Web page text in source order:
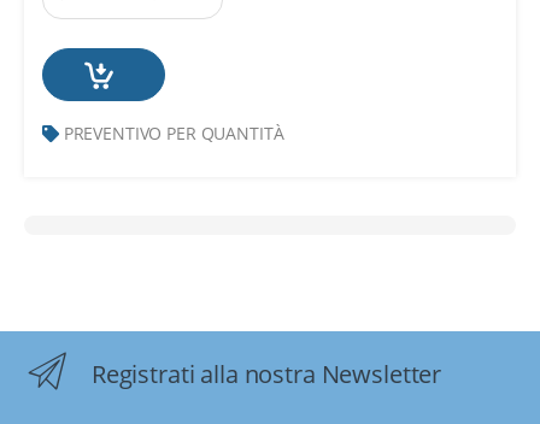
PREVENTIVO PER QUANTITÀ
Registrati alla nostra Newsletter